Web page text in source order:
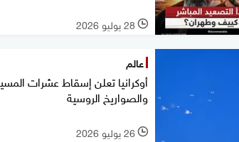
l 28 يوليو 2026
عالم
أوكرانيا تعلن إسقاط عشرات
والصواريخ الروسية
l 26 يوليو 2026